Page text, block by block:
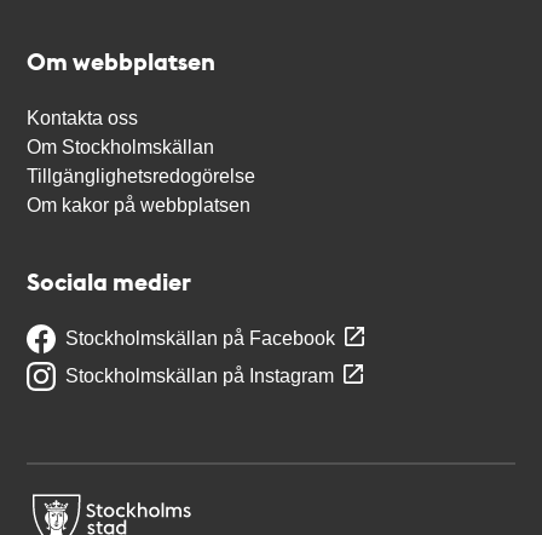
Om webbplatsen
Kontakta oss
Om Stockholmskällan
Tillgänglighetsredogörelse
Om kakor på webbplatsen
Sociala medier
Stockholmskällan på Facebook
Stockholmskällan på Instagram